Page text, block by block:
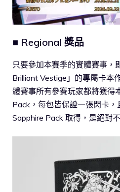
■ Regional 獎品
只要參加本賽季的實體賽事，
Brilliant Vestige」的專屬卡本
體賽事所有參賽玩家都將獲得
Pack，每包皆保證一張閃卡
Sapphire Pack 取得，是絕對